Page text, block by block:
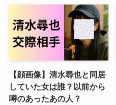
【顔画像】清水尋也と同居
していた女は誰？以前から
噂のあったあの人？